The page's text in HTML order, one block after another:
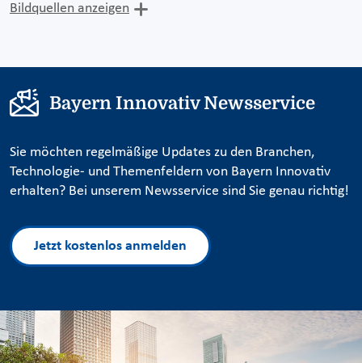
Bildquellen anzeigen
Bayern Innovativ Newsservice
Sie möchten regelmäßige Updates zu den Branchen,
Technologie- und Themenfeldern von Bayern Innovativ
erhalten? Bei unserem Newsservice sind Sie genau richtig!
Jetzt kostenlos anmelden